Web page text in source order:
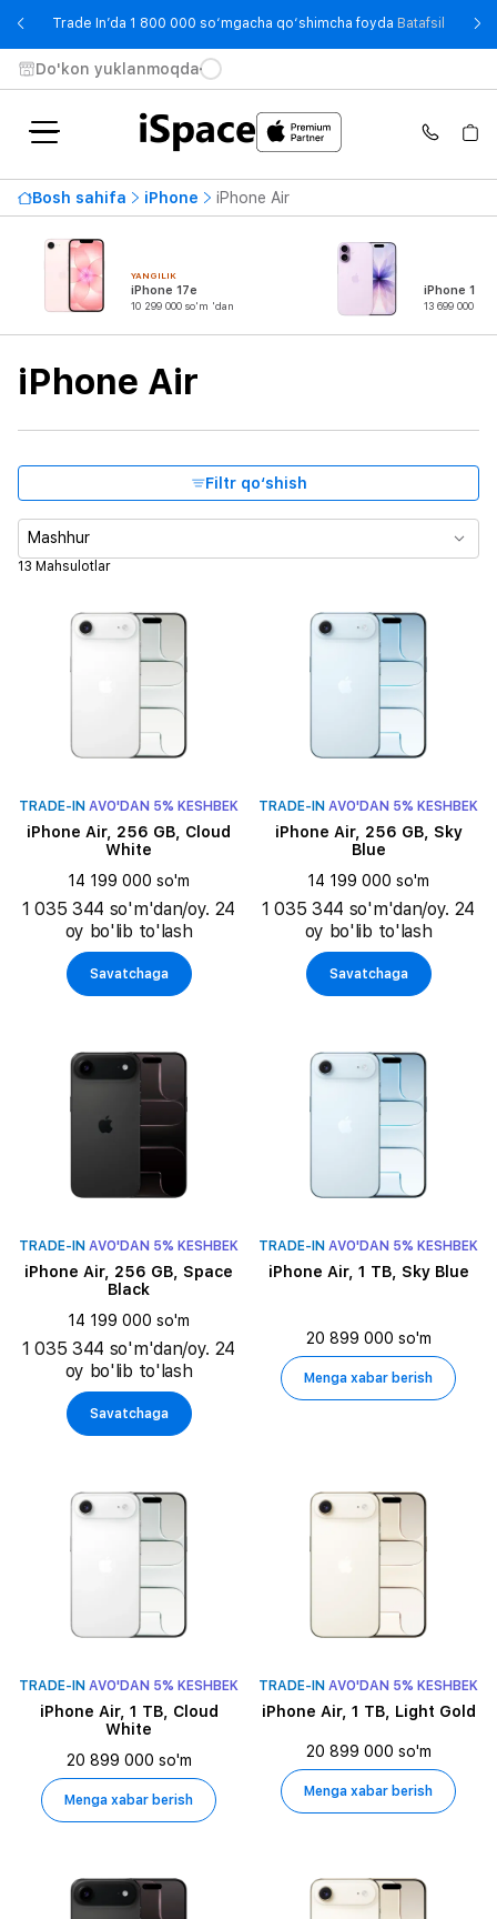
Trade In’da 1 800 000 so‘mgacha qo‘shimcha foyda Batafsil -
Do'kon yuklanmoqda
Bosh sahifa iPhone iPhone Air
YANGILIK
iPhone 17e
10 299 000 so'm 'dan
iPhone 17
13 699 000
iPhone Air
Filtr qo‘shish
Mavjudlik
Eng qimmat narx20 899 000 so'm
Ekran diagonali
Xotira
Video ijro vaqti
13 Mahsulotlar
Mashhur
TRADE-IN AVO'DAN 5% KESHBEK
iPhone Air, 256 GB, Cloud
White
14 199 000 so'm
1 035 344 so'm'dan/oy. 24
oy bo'lib to'lash
Savatchaga
TRADE-IN AVO'DAN 5% KESHBEK
iPhone Air, 256 GB, Sky
Blue
14 199 000 so'm
1 035 344 so'm'dan/oy. 24
oy bo'lib to'lash
Savatchaga
TRADE-IN AVO'DAN 5% KESHBEK
iPhone Air, 256 GB, Space
Black
14 199 000 so'm
1 035 344 so'm'dan/oy. 24
oy bo'lib to'lash
Savatchaga
TRADE-IN AVO'DAN 5% KESHBEK
iPhone Air, 1 TB, Sky Blue
20 899 000 so'm
Menga xabar berish
TRADE-IN AVO'DAN 5% KESHBEK
iPhone Air, 1 TB, Cloud
White
20 899 000 so'm
Menga xabar berish
TRADE-IN AVO'DAN 5% KESHBEK
iPhone Air, 1 TB, Light Gold
20 899 000 so'm
Menga xabar berish